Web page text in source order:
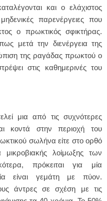
και ο ελάχιστος
παρενέργειες που
ο πρωκτικός σφικτήρας.
μετά την διενέργεια της
της ραγάδας πρωκτού ο
στις καθημερινές του
μια από τις συχνότερες
κοντά στην περιοχή του
σωλήνα είτε στο ορθό
λοίμωξης των
πρόκειται για μία
είναι γεμάτη με πύον.
άντρες σε σχέση με τις